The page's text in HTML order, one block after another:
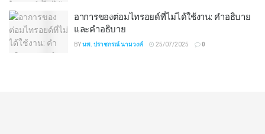
อาการของต่อมไทรอยด์ที่ไม่ได้ใช้งาน: คำอธิบาย
และคำอธิบาย
BYนพ. ปราชกรณ์ นามวงค์ 25/07/2025 0